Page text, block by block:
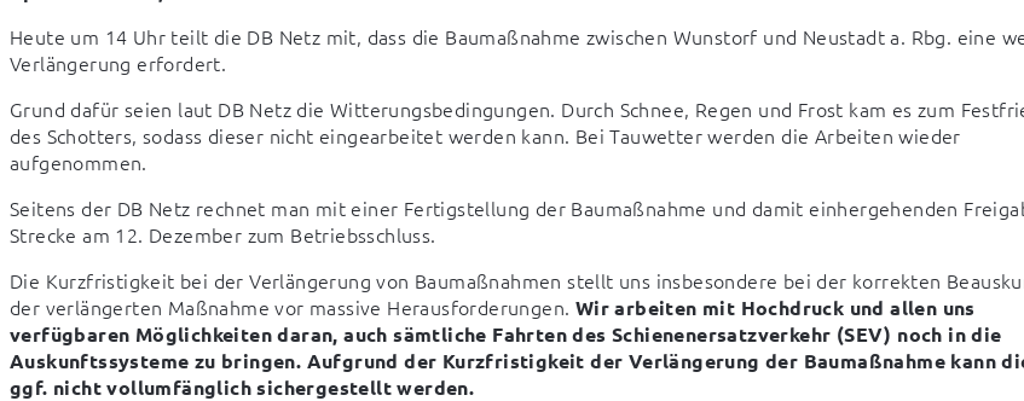
Heute um 14 Uhr teilt die DB Netz mit, dass die Baumaßnahme zwischen Wunstorf und Neustadt a. Rbg. eine
Verlängerung erfordert.
Grund dafür seien laut DB Netz die Witterungsbedingungen. Durch Schnee, Regen und Frost kam es zum
des Schotters, sodass dieser nicht eingearbeitet werden kann. Bei Tauwetter werden die Arbeiten wieder
aufgenommen.
Seitens der DB Netz rechnet man mit einer Fertigstellung der Baumaßnahme und damit einhergehenden
Strecke am 12. Dezember zum Betriebsschluss.
Die Kurzfristigkeit bei der Verlängerung von Baumaßnahmen stellt uns insbesondere bei der korrekten
der verlängerten Maßnahme vor massive Herausforderungen. Wir arbeiten mit Hochdruck und allen uns
verfügbaren Möglichkeiten daran, auch sämtliche Fahrten des Schienenersatzverkehr (SEV) noch in die
Auskunftssysteme zu bringen. Aufgrund der Kurzfristigkeit der Verlängerung der Baumaßnahme kann
ggf. nicht vollumfänglich sichergestellt werden.